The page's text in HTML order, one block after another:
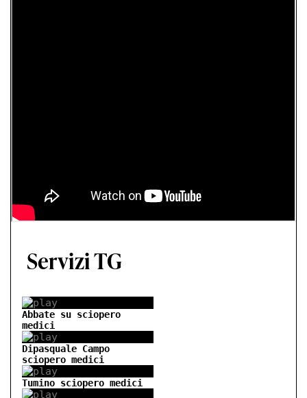
Abbate su sciopero
medici
Dipasquale Campo
sciopero medici
Tumino sciopero medici